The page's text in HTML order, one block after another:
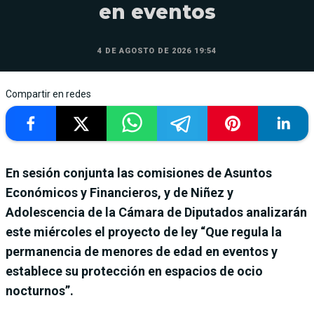
en eventos
4 DE AGOSTO DE 2026 19:54
Compartir en redes
En sesión conjunta las comisiones de Asuntos
Económicos y Financieros, y de Niñez y
Adolescencia de la Cámara de Diputados analizarán
este miércoles el proyecto de ley “Que regula la
permanencia de menores de edad en eventos y
establece su protección en espacios de ocio
nocturnos”.